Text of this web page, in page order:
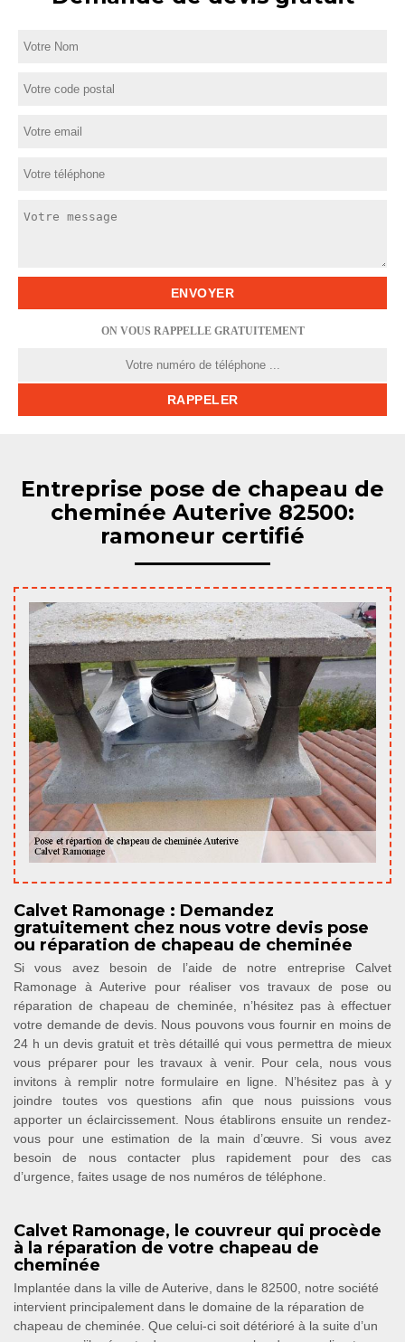
ON VOUS RAPPELLE GRATUITEMENT
Entreprise pose de chapeau de
cheminée Auterive 82500:
ramoneur certifié
Calvet Ramonage : Demandez
gratuitement chez nous votre devis pose
ou réparation de chapeau de cheminée
Si vous avez besoin de l’aide de notre entreprise Calvet
Ramonage à Auterive pour réaliser vos travaux de pose ou
réparation de chapeau de cheminée, n’hésitez pas à effectuer
votre demande de devis. Nous pouvons vous fournir en moins de
24 h un devis gratuit et très détaillé qui vous permettra de mieux
vous préparer pour les travaux à venir. Pour cela, nous vous
invitons à remplir notre formulaire en ligne. N’hésitez pas à y
joindre toutes vos questions afin que nous puissions vous
apporter un éclaircissement. Nous établirons ensuite un rendez-
vous pour une estimation de la main d’œuvre. Si vous avez
besoin de nous contacter plus rapidement pour des cas
d’urgence, faites usage de nos numéros de téléphone.
Calvet Ramonage, le couvreur qui procède
à la réparation de votre chapeau de
cheminée
Implantée dans la ville de Auterive, dans le 82500, notre société
intervient principalement dans le domaine de la réparation de
chapeau de cheminée. Que celui-ci soit détérioré à la suite d’un